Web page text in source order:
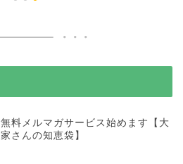
無料メルマガサービス始めます【大
家さんの知恵袋】